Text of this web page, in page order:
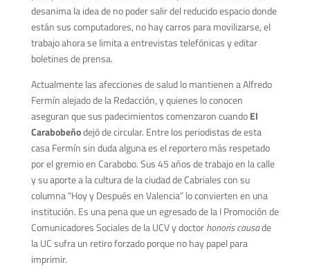
desanima la idea de no poder salir del reducido espacio donde
están sus computadores, no hay carros para movilizarse, el
trabajo ahora se limita a entrevistas telefónicas y editar
boletines de prensa.
Actualmente las afecciones de salud lo mantienen a Alfredo
Fermín alejado de la Redacción, y quienes lo conocen
aseguran que sus padecimientos comenzaron cuandoEl
Carabobeñodejó de circular. Entre los periodistas de esta
casa Fermín sin duda alguna es el reportero más respetado
por el gremio en Carabobo. Sus 45 años de trabajo en la calle
y su aporte a la cultura de la ciudad de Cabriales con su
columna “Hoy y Después en Valencia” lo convierten en una
institución. Es una pena que un egresado de la I Promoción de
Comunicadores Sociales de la UCV y doctorhonoris causade
la UC sufra un retiro forzado porque no hay papel para
imprimir.